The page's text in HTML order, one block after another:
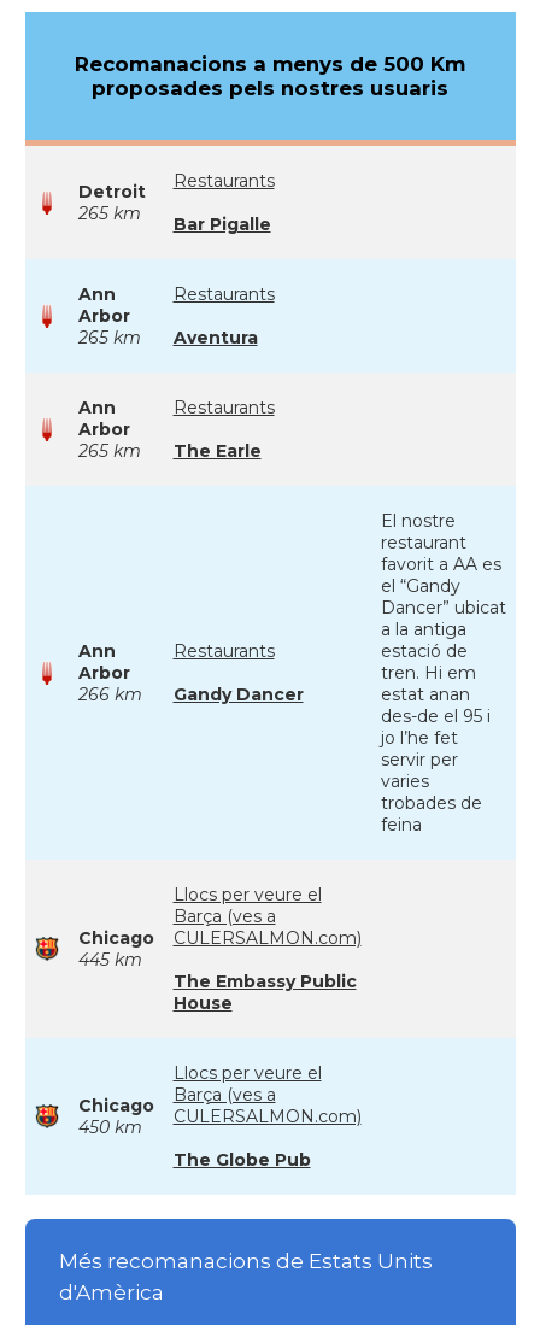
Recomanacions a menys de 500 Km
proposades pels nostres usuaris
Detroit
265 km
Restaurants
Bar Pigalle
Ann
Arbor
265 km
Restaurants
Aventura
Ann
Arbor
265 km
Restaurants
The Earle
Ann
Arbor
266 km
Restaurants
Gandy Dancer
El nostre
restaurant
favorit a AA es
el “Gandy
Dancer” ubicat
a la antiga
estació de
tren. Hi em
estat anan
des-de el 95 i
jo l’he fet
servir per
varies
trobades de
feina
Chicago
445 km
Llocs per veure el
Barça (ves a
CULERSALMON.com)
The Embassy Public
House
Chicago
450 km
Llocs per veure el
Barça (ves a
CULERSALMON.com)
The Globe Pub
Més recomanacions de Estats Units
d'Amèrica